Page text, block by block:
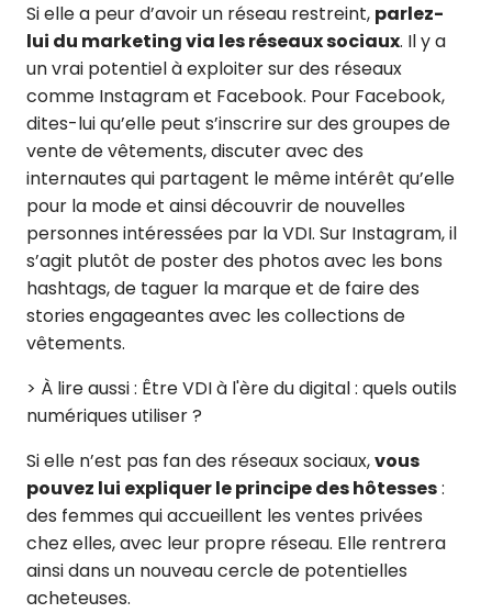
Si elle a peur d’avoir un réseau restreint, parlez-
lui du marketing via les réseaux sociaux. Il y a
un vrai potentiel à exploiter sur des réseaux
comme Instagram et Facebook. Pour Facebook,
dites-lui qu’elle peut s’inscrire sur des groupes de
vente de vêtements, discuter avec des
internautes qui partagent le même intérêt qu’elle
pour la mode et ainsi découvrir de nouvelles
personnes intéressées par la VDI. Sur Instagram, il
s’agit plutôt de poster des photos avec les bons
hashtags, de taguer la marque et de faire des
stories engageantes avec les collections de
vêtements.
> À lire aussi : Être VDI à l'ère du digital : quels outils
numériques utiliser ?
Si elle n’est pas fan des réseaux sociaux,vous
pouvez lui expliquer leprincipe des hôtesses:
des femmes qui accueillent les ventes privées
chez elles, avec leur propre réseau. Elle rentrera
ainsi dans un nouveau cercle de potentielles
acheteuses.